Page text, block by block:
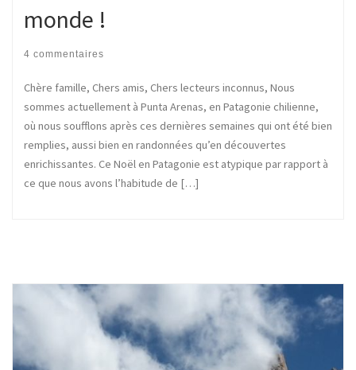
monde !
4 commentaires
Chère famille, Chers amis, Chers lecteurs inconnus, Nous
sommes actuellement à Punta Arenas, en Patagonie chilienne,
où nous soufflons après ces dernières semaines qui ont été bien
remplies, aussi bien en randonnées qu’en découvertes
enrichissantes. Ce Noël en Patagonie est atypique par rapport à
ce que nous avons l’habitude de […]